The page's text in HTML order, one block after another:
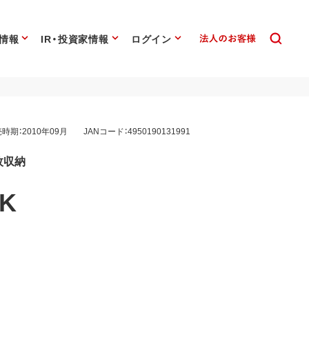
報 IR・投資家情報 ログイン
期：2010年09月 JANコード：4950190131991
納